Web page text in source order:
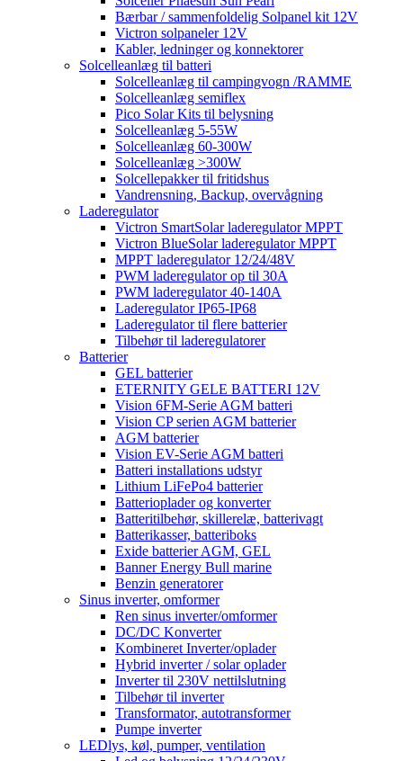
Bærbar / sammenfoldelig Solpanel kit 12V
Victron solpaneler 12V
Kabler, ledninger og konnektorer
Solcelleanlæg til batteri
Solcelleanlæg til campingvogn /RAMME
Solcelleanlæg semiflex
Pico Solar Kits til belysning
Solcelleanlæg 5-55W
Solcelleanlæg 60-300W
Solcelleanlæg >300W
Solcellepakker til fritidshus
Vandrensning, Backup, overvågning
Laderegulator
Victron SmartSolar laderegulator MPPT
Victron BlueSolar laderegulator MPPT
MPPT laderegulator 12/24/48V
PWM laderegulator op til 30A
PWM laderegulator 40-140A
Laderegulator IP65-IP68
Laderegulator til flere batterier
Tilbehør til laderegulatorer
Batterier
GEL batterier
ETERNITY GELE BATTERI 12V
Vision 6FM-Serie AGM batteri
Vision CP serien AGM batterier
AGM batterier
Vision EV-Serie AGM batteri
Batteri installations udstyr
Lithium LiFePo4 batterier
Batterioplader og konverter
Batteritilbehør, skillerelæ, batterivagt
Batterikasser, batteriboks
Exide batterier AGM, GEL
Banner Energy Bull marine
Benzin generatorer
Sinus inverter, omformer
Ren sinus inverter/omformer
DC/DC Konverter
Kombineret Inverter/oplader
Hybrid inverter / solar oplader
Inverter til 230V nettilslutning
Tilbehør til inverter
Transformator, autotransformer
Pumpe inverter
LEDlys, køl, pumper, ventilation